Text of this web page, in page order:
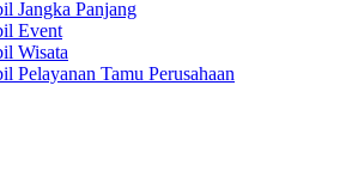
Jangka Panjang
Event
Wisata
Pelayanan Tamu Perusahaan